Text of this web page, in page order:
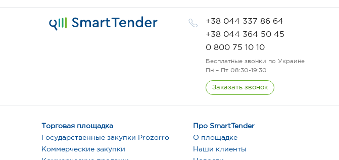
+38 044 337 86 64
+38 044 364 50 45
0 800 75 10 10
Бесплатные звонки по Украине
Пн – Пт 08:30-19:30
Заказать звонок
Торговая площадка
Государственные закупки Prozorro
Коммерческие закупки
Про SmartTender
О площадке
Наши клиенты